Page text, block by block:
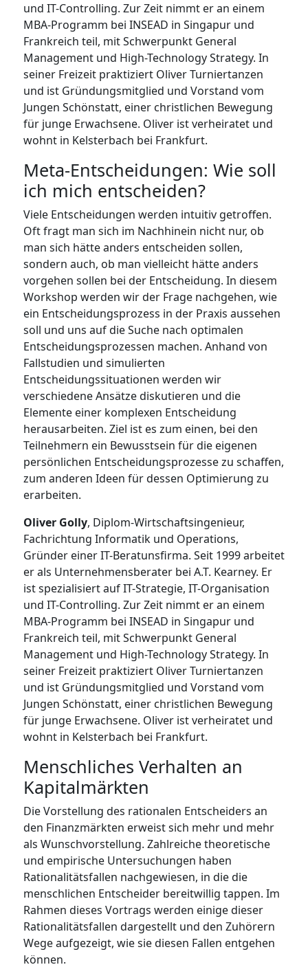
und IT-Controlling. Zur Zeit nimmt er an einem
MBA-Programm bei INSEAD in Singapur und
Frankreich teil, mit Schwerpunkt General
Management und High-Technology Strategy. In
seiner Freizeit praktiziert Oliver Turniertanzen
und ist Gründungsmitglied und Vorstand vom
Jungen Schönstatt, einer christlichen Bewegung
für junge Erwachsene. Oliver ist verheiratet und
wohnt in Kelsterbach bei Frankfurt.
Meta-Entscheidungen: Wie soll
ich mich entscheiden?
Viele Entscheidungen werden intuitiv getroffen.
Oft fragt man sich im Nachhinein nicht nur, ob
man sich hätte anders entscheiden sollen,
sondern auch, ob man vielleicht hätte anders
vorgehen sollen bei der Entscheidung. In diesem
Workshop werden wir der Frage nachgehen, wie
ein Entscheidungsprozess in der Praxis aussehen
soll und uns auf die Suche nach optimalen
Entscheidungsprozessen machen. Anhand von
Fallstudien und simulierten
Entscheidungssituationen werden wir
verschiedene Ansätze diskutieren und die
Elemente einer komplexen Entscheidung
herausarbeiten. Ziel ist es zum einen, bei den
Teilnehmern ein Bewusstsein für die eigenen
persönlichen Entscheidungsprozesse zu schaffen,
zum anderen Ideen für dessen Optimierung zu
erarbeiten.
Oliver Golly, Diplom-Wirtschaftsingenieur,
Fachrichtung Informatik und Operations,
Gründer einer IT-Beratunsfirma. Seit 1999 arbeitet
er als Unternehmensberater bei A.T. Kearney. Er
ist spezialisiert auf IT-Strategie, IT-Organisation
und IT-Controlling. Zur Zeit nimmt er an einem
MBA-Programm bei INSEAD in Singapur und
Frankreich teil, mit Schwerpunkt General
Management und High-Technology Strategy. In
seiner Freizeit praktiziert Oliver Turniertanzen
und ist Gründungsmitglied und Vorstand vom
Jungen Schönstatt, einer christlichen Bewegung
für junge Erwachsene. Oliver ist verheiratet und
wohnt in Kelsterbach bei Frankfurt.
Menschliches Verhalten an
Kapitalmärkten
Die Vorstellung des rationalen Entscheiders an
den Finanzmärkten erweist sich mehr und mehr
als Wunschvorstellung. Zahlreiche theoretische
und empirische Untersuchungen haben
Rationalitätsfallen nachgewiesen, in die die
menschlichen Entscheider bereitwillig tappen. Im
Rahmen dieses Vortrags werden einige dieser
Rationalitätsfallen dargestellt und den Zuhörern
Wege aufgezeigt, wie sie diesen Fallen entgehen
können.